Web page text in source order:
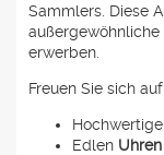
Sammlers. Diese
erwerben.
Freuen Sie sich
Edlen Uhren